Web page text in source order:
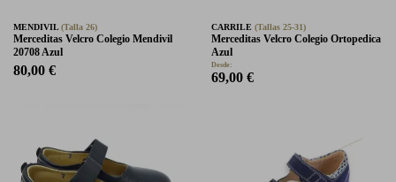
MENDIVIL(Talla 26)
Merceditas Velcro Colegio Mendivil
20708 Azul
80,00 €
CARRILE (Tallas 25-31)
Merceditas Velcro Colegio Ortopedica
Azul
Desde:
69,00 €